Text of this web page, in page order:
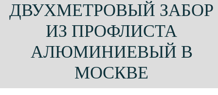
ДВУХМЕТРОВЫЙ ЗАБОР
ИЗ ПРОФЛИСТА
АЛЮМИНИЕВЫЙ В
МОСКВЕ